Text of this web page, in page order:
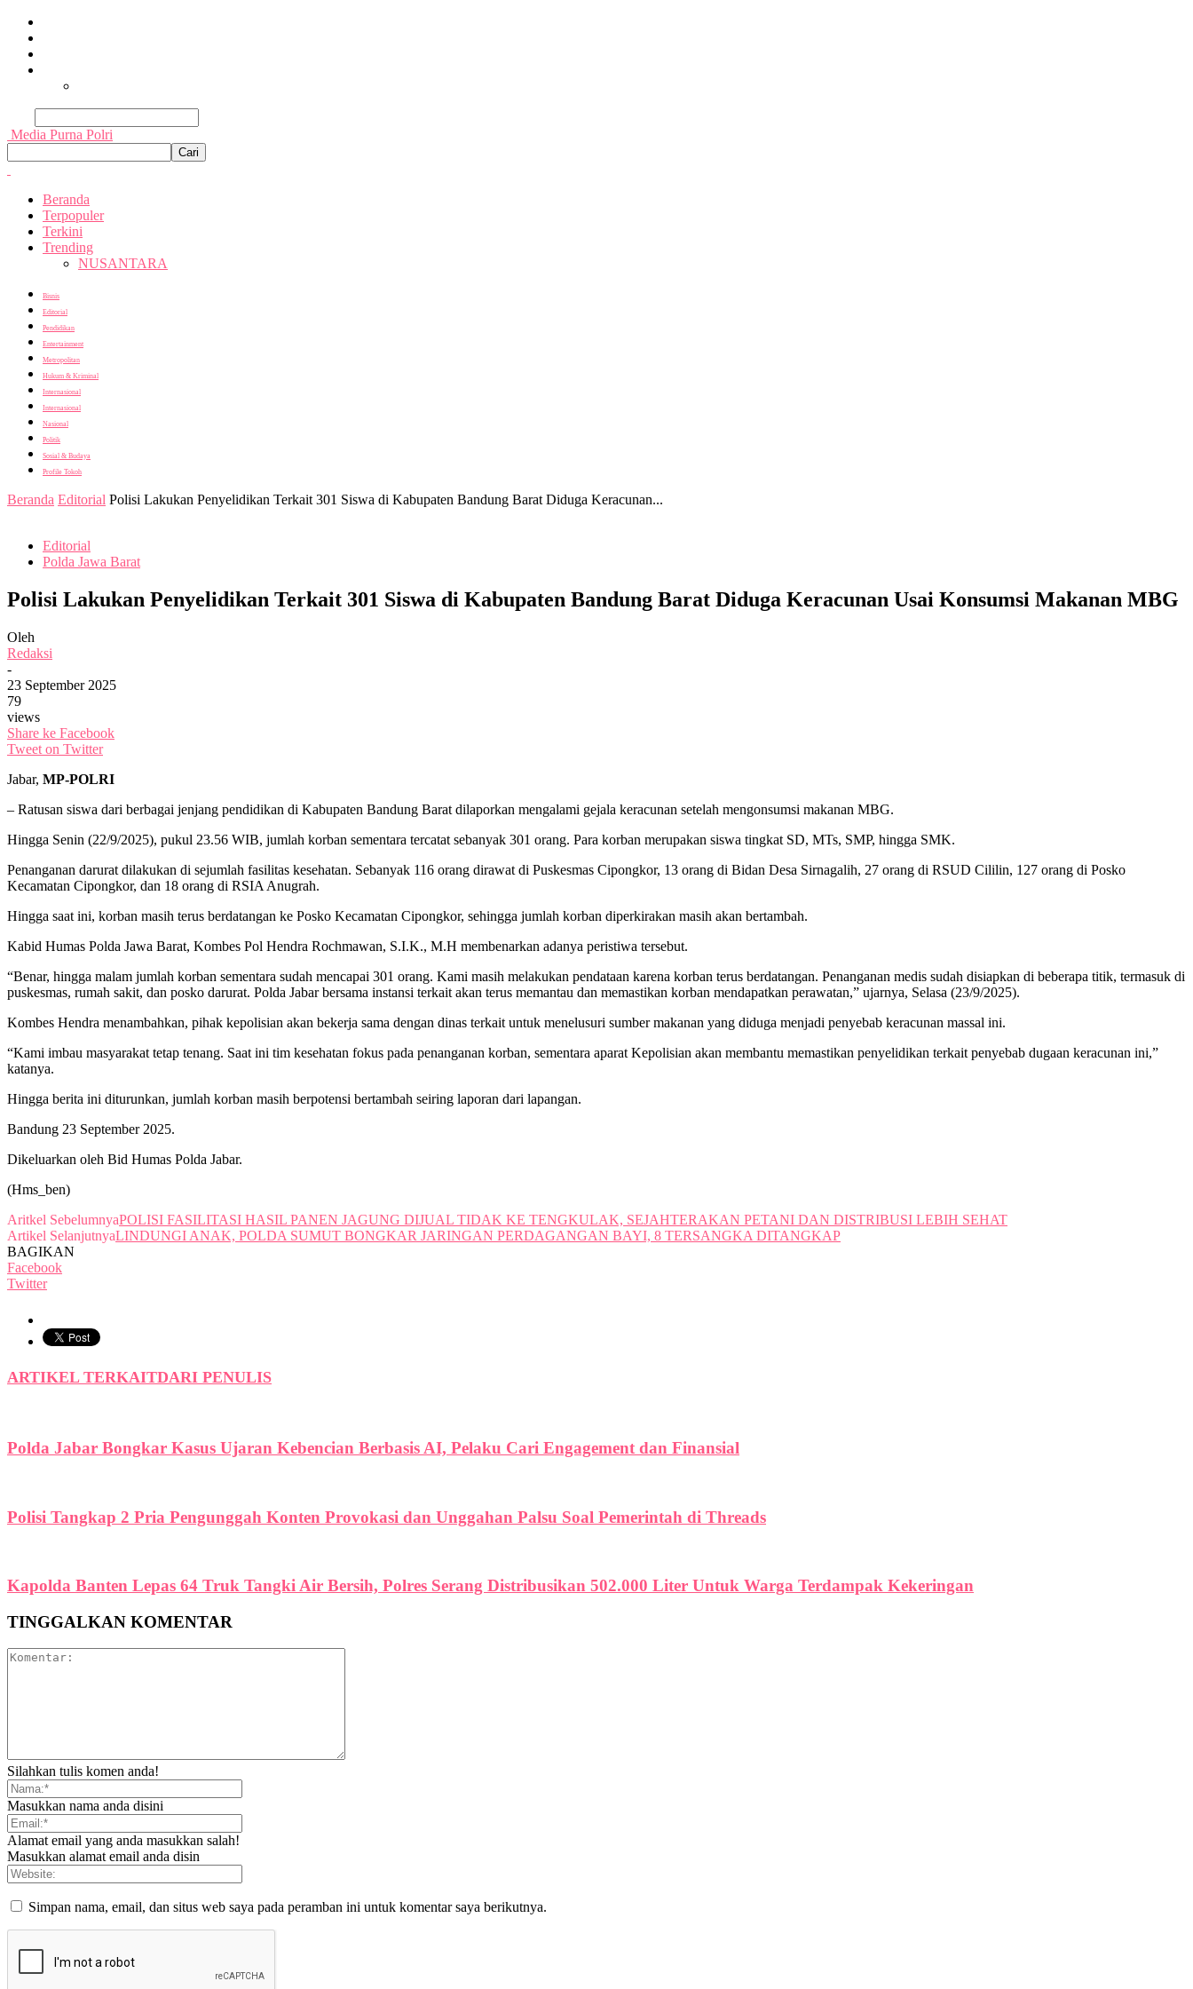
Media Purna Polri
Beranda
Terpopuler
Terkini
Trending
NUSANTARA
Bisnis
Editorial
Pendidikan
Entertainment
Metropolitan
Hukum & Kriminal
Internasional
Internasional
Nasional
Politik
Sosial & Budaya
Profile Tokoh
Beranda Editorial Polisi Lakukan Penyelidikan Terkait 301 Siswa di Kabupaten Bandung Barat Diduga Keracunan...
Editorial
Polda Jawa Barat
Polisi Lakukan Penyelidikan Terkait 301 Siswa di Kabupaten Bandung Barat Diduga Keracunan Usai Konsumsi Makanan MBG
Oleh
Redaksi
-
23 September 2025
79
views
Share ke Facebook
Tweet on Twitter
Jabar, MP-POLRI
– Ratusan siswa dari berbagai jenjang pendidikan di Kabupaten Bandung Barat dilaporkan mengalami gejala keracunan setelah mengonsumsi makanan MBG.
Hingga Senin (22/9/2025), pukul 23.56 WIB, jumlah korban sementara tercatat sebanyak 301 orang. Para korban merupakan siswa tingkat SD, MTs, SMP, hingga SMK.
Penanganan darurat dilakukan di sejumlah fasilitas kesehatan. Sebanyak 116 orang dirawat di Puskesmas Cipongkor, 13 orang di Bidan Desa Sirnagalih, 27 orang di RSUD Cililin, 127 orang di Posko
Kecamatan Cipongkor, dan 18 orang di RSIA Anugrah.
Hingga saat ini, korban masih terus berdatangan ke Posko Kecamatan Cipongkor, sehingga jumlah korban diperkirakan masih akan bertambah.
Kabid Humas Polda Jawa Barat, Kombes Pol Hendra Rochmawan, S.I.K., M.H membenarkan adanya peristiwa tersebut.
“Benar, hingga malam jumlah korban sementara sudah mencapai 301 orang. Kami masih melakukan pendataan karena korban terus berdatangan. Penanganan medis sudah disiapkan di beberapa titik, termasuk di
puskesmas, rumah sakit, dan posko darurat. Polda Jabar bersama instansi terkait akan terus memantau dan memastikan korban mendapatkan perawatan,” ujarnya, Selasa (23/9/2025).
Kombes Hendra menambahkan, pihak kepolisian akan bekerja sama dengan dinas terkait untuk menelusuri sumber makanan yang diduga menjadi penyebab keracunan massal ini.
“Kami imbau masyarakat tetap tenang. Saat ini tim kesehatan fokus pada penanganan korban, sementara aparat Kepolisian akan membantu memastikan penyelidikan terkait penyebab dugaan keracunan ini,”
katanya.
Hingga berita ini diturunkan, jumlah korban masih berpotensi bertambah seiring laporan dari lapangan.
Bandung 23 September 2025.
Dikeluarkan oleh Bid Humas Polda Jabar.
(Hms_ben)
Aritkel SebelumnyaPOLISI FASILITASI HASIL PANEN JAGUNG DIJUAL TIDAK KE TENGKULAK, SEJAHTERAKAN PETANI DAN DISTRIBUSI LEBIH SEHAT
Artikel SelanjutnyaLINDUNGI ANAK, POLDA SUMUT BONGKAR JARINGAN PERDAGANGAN BAYI, 8 TERSANGKA DITANGKAP
BAGIKAN
Facebook
Twitter
ARTIKEL TERKAITDARI PENULIS
Polda Jabar Bongkar Kasus Ujaran Kebencian Berbasis AI, Pelaku Cari Engagement dan Finansial
Polisi Tangkap 2 Pria Pengunggah Konten Provokasi dan Unggahan Palsu Soal Pemerintah di Threads
Kapolda Banten Lepas 64 Truk Tangki Air Bersih, Polres Serang Distribusikan 502.000 Liter Untuk Warga Terdampak Kekeringan
TINGGALKAN KOMENTAR
Silahkan tulis komen anda!
Masukkan nama anda disini
Alamat email yang anda masukkan salah!
Masukkan alamat email anda disin
Simpan nama, email, dan situs web saya pada peramban ini untuk komentar saya berikutnya.